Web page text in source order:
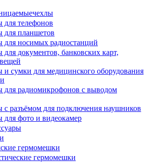
чехлы
для телефонов
для планшетов
для носимых радиостанций
для документов, банковских карт,
и сумки для медицинского оборудования
для радиомикрофонов с выводом
с разъёмом для подключения наушников
для фото и видеокамер
гермомешки
гермомешки